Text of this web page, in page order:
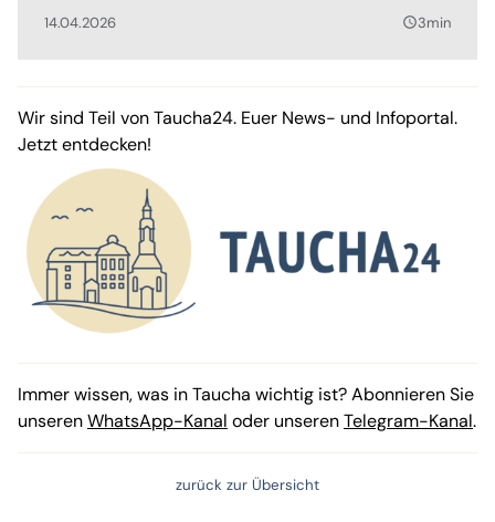
14.04.2026 query_builder3min
Wir sind Teil von Taucha24. Euer News- und Infoportal.
Jetzt entdecken!
Immer wissen, was in Taucha wichtig ist? Abonnieren Sie
unserenWhatsApp-Kanal oder unserenTelegram-Kanal.
zurück zur Übersicht